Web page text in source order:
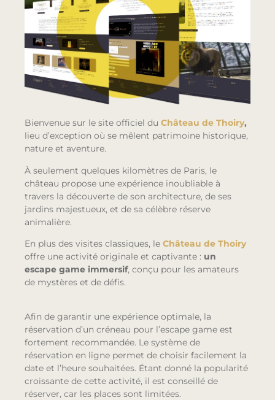
Bienvenue sur le site officiel du Château de Thoiry,
lieu d’exception où se mêlent patrimoine historique,
nature et aventure.
À seulement quelques kilomètres de Paris, le
château propose une expérience inoubliable à
travers la découverte de son architecture, de ses
jardins majestueux, et de sa célèbre réserve
animalière.
En plus des visites classiques, le Château de Thoiry
offre une activité originale et captivante : un
escape game immersif, conçu pour les amateurs
de mystères et de défis.
Afin de garantir une expérience optimale, la
réservation d’un créneau pour l’escape game est
fortement recommandée. Le système de
réservation en ligne permet de choisir facilement la
date et l’heure souhaitées. Étant donné la popularité
croissante de cette activité, il est conseillé de
réserver, car les places sont limitées.